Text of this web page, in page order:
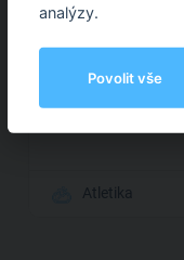
se pohybem bavili
nevíš jak? Neboj
Atletika
analýzy.
Povolit vše